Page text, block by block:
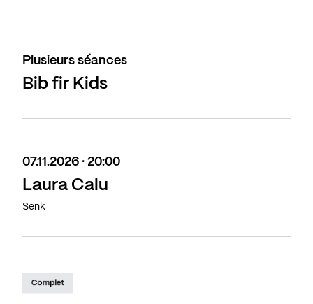
Plusieurs séances
Bib fir Kids
07.11.2026 · 20:00
Laura Calu
Senk
Complet